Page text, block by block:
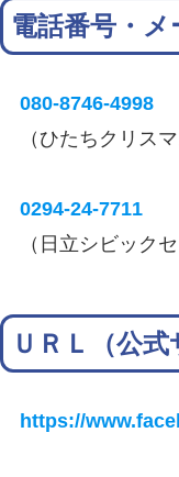
電話番号・
080-8746-4998
（ひたちクリス
0294-24-7711
（日立シビック
ＵＲＬ（公式
https://